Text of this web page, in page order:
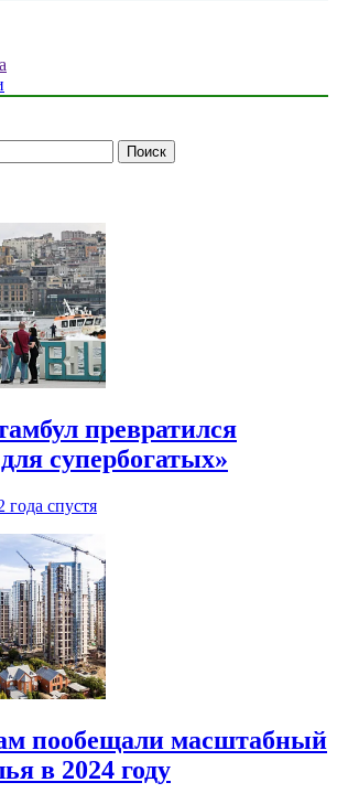
превратился
супербогатых»
года спустя
пообещали масштабный
в 2024 году